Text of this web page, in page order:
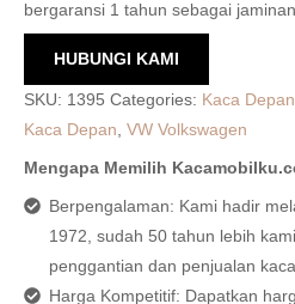
bergaransi 1 tahun sebagai
HUBUNGI KAMI
SKU: 1395 Categories: Kaca Depan
Kaca Depan, VW Volkswagen
Mengapa Memilih
Berpengalaman: Kami hadir
1972, sudah 50 tahun lebih
penggantian dan penjualan
Harga Kompetitif: Dapatkan